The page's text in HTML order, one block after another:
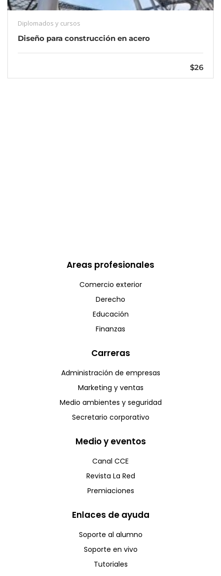
Diplomados y cursos
Diseño para construcción en acero
$26
Areas profesionales
Comercio exterior
Derecho
Educación
Finanzas
Carreras
Administración de empresas
Marketing y ventas
Medio ambientes y seguridad
Secretario corporativo
Medio y eventos
Canal CCE
Revista La Red
Premiaciones
Enlaces de ayuda
Soporte al alumno
Soporte en vivo
Tutoriales